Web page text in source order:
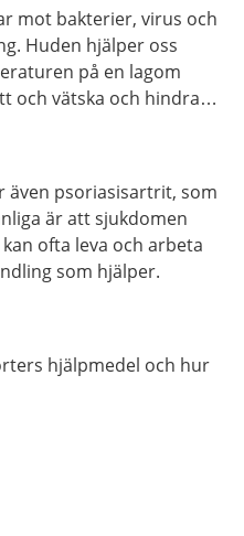
mot bakterier, virus och
Huden hjälper oss
på en lagom
och vätska och hindrar
även psoriasisartrit, som
är att sjukdomen
ofta leva och arbeta
som hjälper.
hjälpmedel och hur